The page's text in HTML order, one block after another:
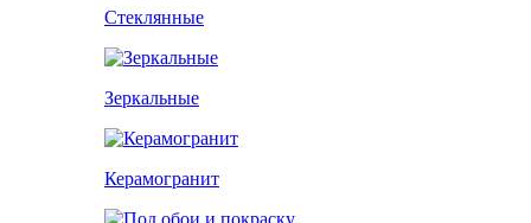
Стеклянные
Зеркальные
Керамогранит